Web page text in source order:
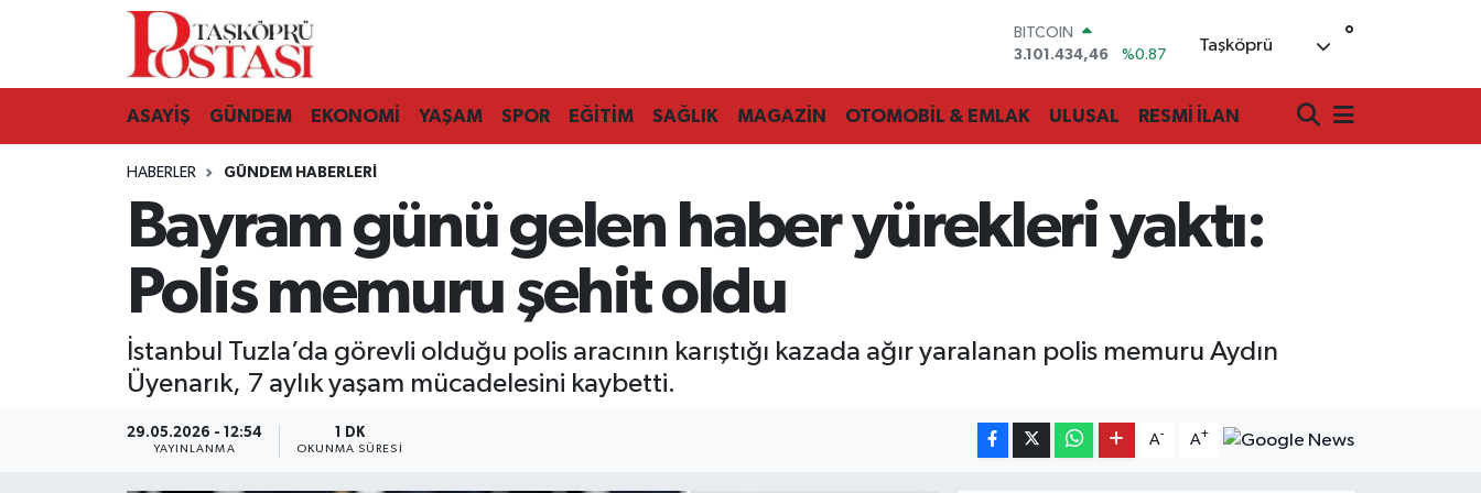
BITCOIN
3.101.434,46
%0.87
EURO
55,2510
%0.32
GRAM ALTIN
6660.55
%0.03
Taşköprü °
ASAYİŞ GÜNDEM EKONOMİ YAŞAM SPOR EĞİTİM SAĞLIK MAGAZİN OTOMOBİL & EMLAK ULUSAL RESMİ İLAN
HABERLER GÜNDEM HABERLERI
Bayram günü gelen haber yürekleri yaktı:
Polis memuru şehit oldu
İstanbul Tuzla’da görevli olduğu polis aracının karıştığı kazada ağır yaralanan polis memuru Aydın
Üyenarık, 7 aylık yaşam mücadelesini kaybetti.
29.05.2026 - 12:54
YAYINLANMA
1 DK
OKUNMA SÜRESI
A- A+
Kastamonu Vefat Edenler
Araç Haberleri
Azdavay Haberleri
Bozkurt Haberleri